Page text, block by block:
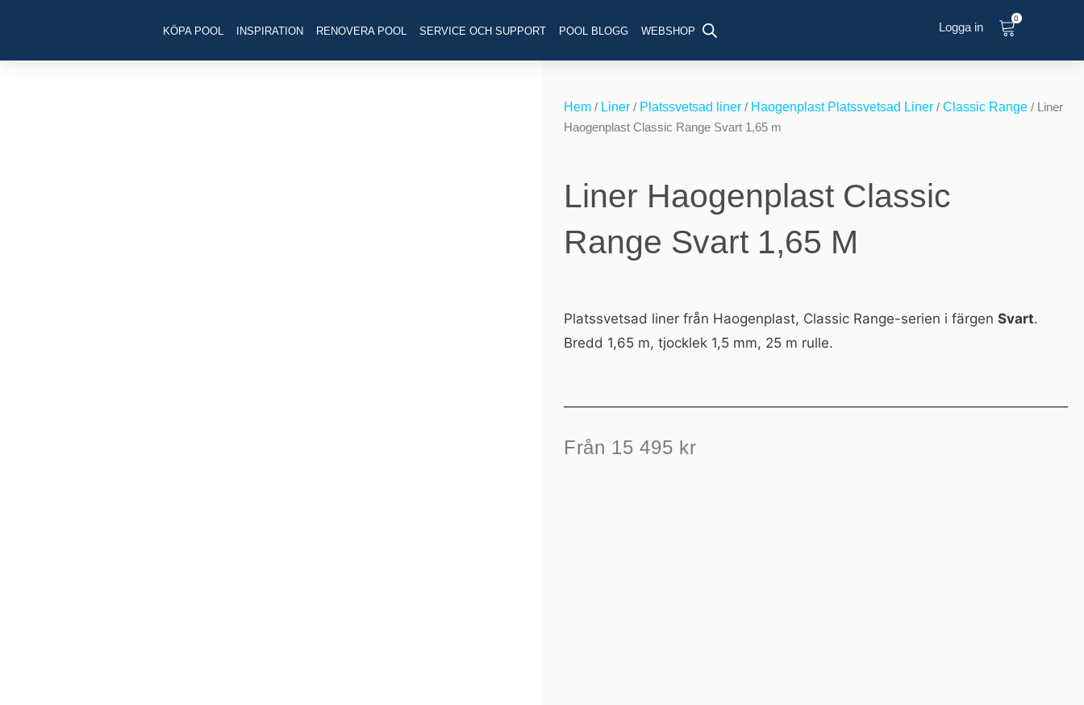
innehåll
KÖPA POOL INSPIRATION RENOVERA POOL SERVICE OCH SUPPORT POOL BLOGG WEBSHOP Logga in
0
Hem/ Liner/ Platssvetsad liner/ Haogenplast Platssvetsad Liner/ Classic Range/ Liner
Haogenplast Classic Range Svart 1,65 m
Liner Haogenplast Classic
Range Svart 1,65 M
Platssvetsad liner från Haogenplast, Classic Range-serien i färgen Svart.
Bredd 1,65 m, tjocklek 1,5 mm, 25 m rulle.
Från 15 495 kr